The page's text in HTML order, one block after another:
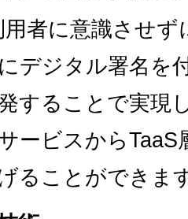
用者に意識させ
デジタル署名を
することで実現
ービスから
ることができま